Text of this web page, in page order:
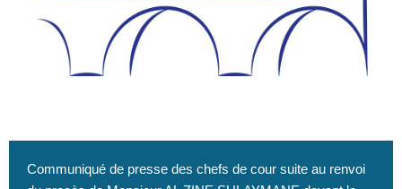
Communiqué de presse des chefs de cour suite au renvoi